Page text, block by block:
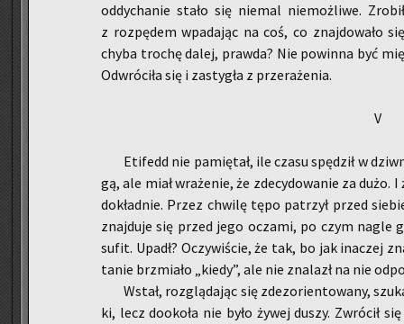
od­dy­cha­nie stało się nie­mal nie­moż­li­we.
z roz­pę­dem wpa­da­jąc na coś, co znaj­do­wa­ło
chyba tro­chę dalej, praw­da? Nie po­win­na być
Od­wró­ci­ła się i za­sty­gła z prze­ra­że­nia.
V
Eti­fedd nie pa­mię­tał, ile czasu spę­dził w
gą, ale miał wra­że­nie, że zde­cy­do­wa­nie za dużo.
do­kład­nie. Przez chwi­lę tępo pa­trzył przed
znaj­du­je się przed jego ocza­mi, po czym nagle
sufit. Upadł? Oczy­wi­ście, że tak, bo jak ina­czej
ta­nie brzmia­ło „kiedy”, ale nie zna­lazł na nie
Wstał, roz­glą­da­jąc się zdez­o­rien­to­wa­ny,
ki, lecz do­oko­ła nie było żywej duszy. Zwró­cił